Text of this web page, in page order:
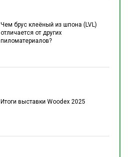
Чем брус клеёный из шпона (LVL)
отличается от других
пиломатериалов?
Итоги выставки Woodex 2025